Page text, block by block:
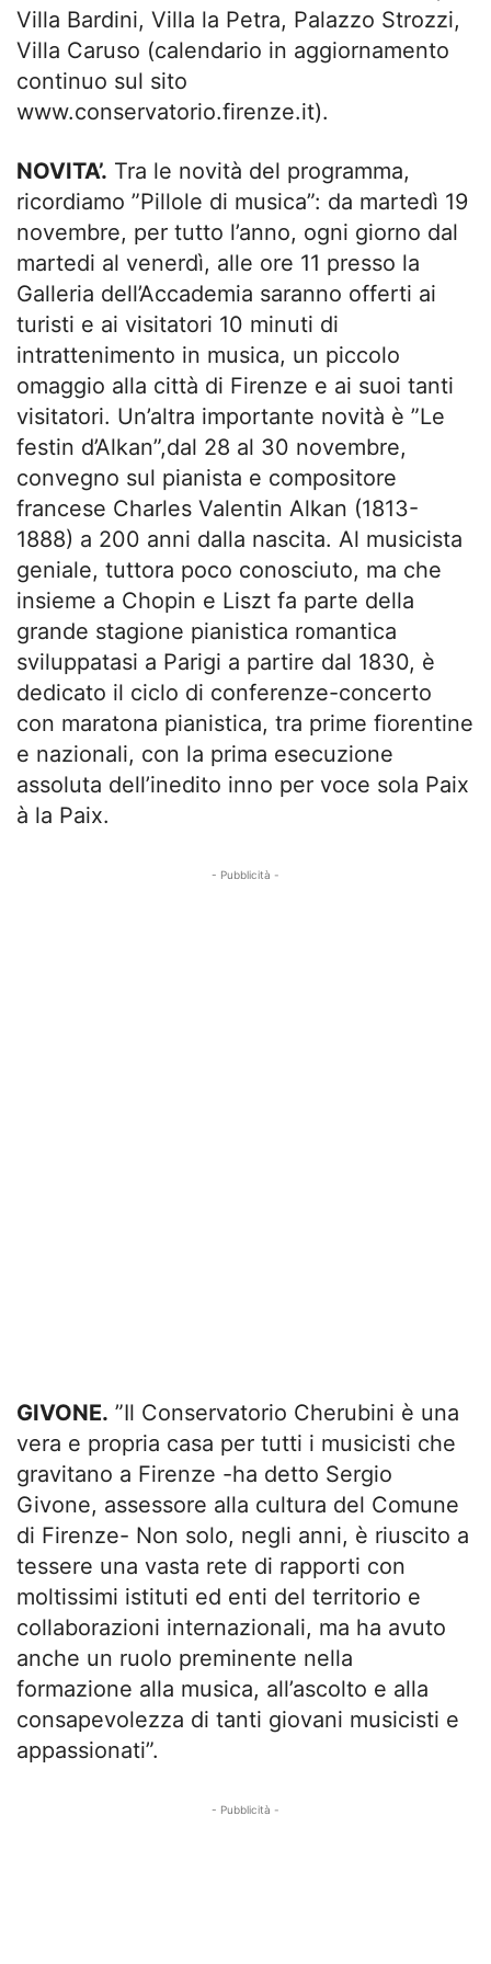
Villa Bardini, Villa la Petra, Palazzo Strozzi,
Villa Caruso (calendario in aggiornamento
continuo sul sito
www.conservatorio.firenze.it).
NOVITA’. Tra le novità del programma,
ricordiamo ”Pillole di musica”: da martedì 19
novembre, per tutto l’anno, ogni giorno dal
martedi al venerdì, alle ore 11 presso la
Galleria dell’Accademia saranno offerti ai
turisti e ai visitatori 10 minuti di
intrattenimento in musica, un piccolo
omaggio alla città di Firenze e ai suoi tanti
visitatori. Un’altra importante novità è ”Le
festin d’Alkan”,dal 28 al 30 novembre,
convegno sul pianista e compositore
francese Charles Valentin Alkan (1813-
1888) a 200 anni dalla nascita. Al musicista
geniale, tuttora poco conosciuto, ma che
insieme a Chopin e Liszt fa parte della
grande stagione pianistica romantica
sviluppatasi a Parigi a partire dal 1830, è
dedicato il ciclo di conferenze-concerto
con maratona pianistica, tra prime fiorentine
e nazionali, con la prima esecuzione
assoluta dell’inedito inno per voce sola Paix
à la Paix.
- Pubblicità -
GIVONE. ”Il Conservatorio Cherubini è una
vera e propria casa per tutti i musicisti che
gravitano a Firenze -ha detto Sergio
Givone, assessore alla cultura del Comune
di Firenze- Non solo, negli anni, è riuscito a
tessere una vasta rete di rapporti con
moltissimi istituti ed enti del territorio e
collaborazioni internazionali, ma ha avuto
anche un ruolo preminente nella
formazione alla musica, all’ascolto e alla
consapevolezza di tanti giovani musicisti e
appassionati”.
- Pubblicità -